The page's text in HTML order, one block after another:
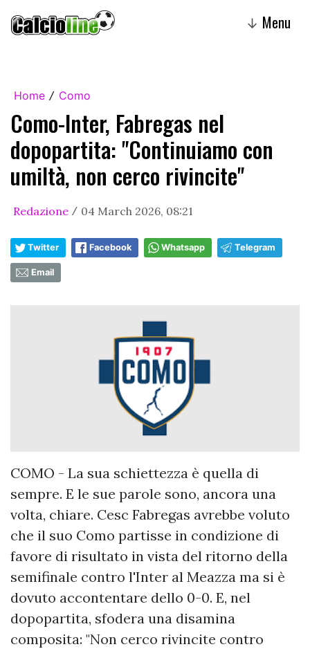
↓ Menu
Home / Como
Como-Inter, Fabregas nel
dopopartita: "Continuiamo con
umiltà, non cerco rivincite"
Redazione / 04 March 2026, 08:21
Twitter Facebook Whatsapp Telegram
Email
COMO - La sua schiettezza è quella di
sempre. E le sue parole sono, ancora una
volta, chiare. Cesc Fabregas avrebbe voluto
che il suo Como partisse in condizione di
favore di risultato in vista del ritorno della
semifinale contro l'Inter al Meazza ma si è
dovuto accontentare dello 0-0. E, nel
dopopartita, sfodera una disamina
composita: "Non cerco rivincite contro